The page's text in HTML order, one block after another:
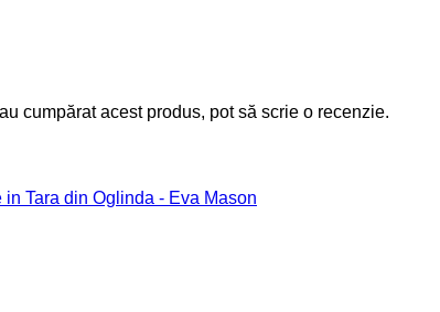
cumpărat acest produs, pot să scrie o recenzie.